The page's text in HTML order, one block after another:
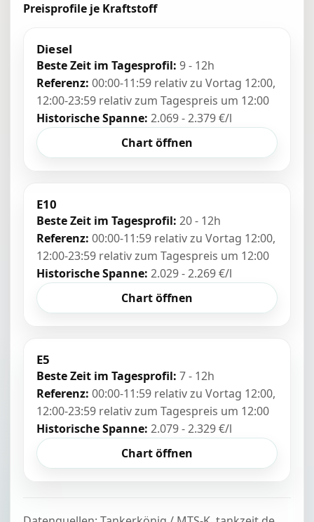
Preisprofile je Kraftstoff
Diesel
Beste Zeit im Tagesprofil: 9 - 12h
Referenz: 00:00-11:59 relativ zu Vortag 12:00,
12:00-23:59 relativ zum Tagespreis um 12:00
Historische Spanne: 2.069 - 2.379 €/l
Chart öffnen
E10
Beste Zeit im Tagesprofil: 20 - 12h
Referenz: 00:00-11:59 relativ zu Vortag 12:00,
12:00-23:59 relativ zum Tagespreis um 12:00
Historische Spanne: 2.029 - 2.269 €/l
Chart öffnen
E5
Beste Zeit im Tagesprofil: 7 - 12h
Referenz: 00:00-11:59 relativ zu Vortag 12:00,
12:00-23:59 relativ zum Tagespreis um 12:00
Historische Spanne: 2.079 - 2.329 €/l
Chart öffnen